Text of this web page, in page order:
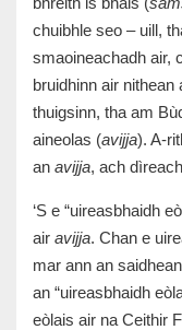
chuibhle seo – uill,
smaoineachadh air,
bruidhinn air nithean
thuigsinn, tha am
aineolas (avijja). A-
an avijja, ach
‘S e “uireasbhaidh
air avijja. Chan e
mar ann an
an “uireasbhaidh
eòlais air na Ceithir